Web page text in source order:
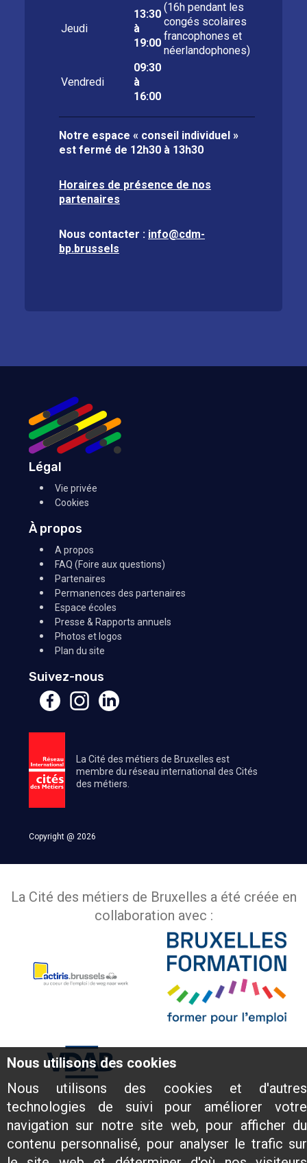
Nous utilisons des cookies
Nous utilisons des cookies et d'autres
technologies de suivi pour améliorer votre
navigation sur notre site web, pour afficher du
contenu personnalisé, pour analyser le trafic sur
Jeudi
13:30
à
19:00
(16h pendant les
congés scolaires
francophones et
néerlandophones)
Vendredi
09:30
à
16:00
Notre espace « conseil individuel »
est fermé de 12h30 à 13h30
Horaires de présence de nos
partenaires
Nous contacter : info@cdm-
bp.brussels
Légal
Vie privée
Cookies
À propos
A propos
FAQ (Foire aux questions)
Partenaires
Permanences des partenaires
Espace écoles
Presse & Rapports annuels
Photos et logos
Plan du site
Suivez-nous
La Cité des métiers de Bruxelles est
membre du réseau international des Cités
des métiers.
Copyright @ 2026
La Cité des métiers de Bruxelles a été créée en
collaboration avec :